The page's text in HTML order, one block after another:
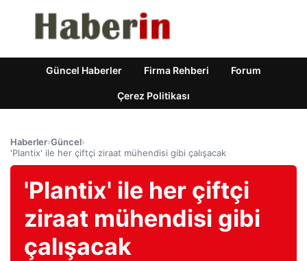
Güncel Haberler Firma Rehberi Forum
Çerez Politikası
Haberler›Güncel›
'Plantix' ile her çiftçi ziraat mühendisi gibi çalışacak
'Plantix' ile her çiftçi
ziraat mühendisi gibi
çalışacak